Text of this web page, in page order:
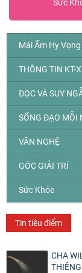
Sức
Mái Ấm Hy Vọng
THÔNG TIN KT-
ĐỌC VÀ SUY
SỐNG ĐẠO MỖI
VĂN NGHỆ
GÓC GIẢI TRÍ
Sức Khỏe
Tin tiêu điểm
CHA